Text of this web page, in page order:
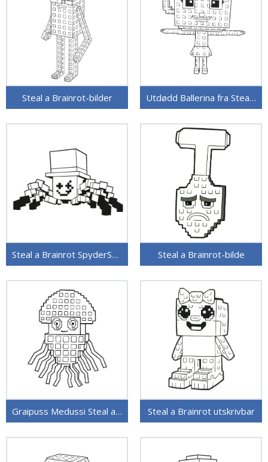
Steal a Brainrot-bilder Utdødd Ballerina fra Steal a Brainrot
Steal a Brainrot SpyderSammy Steal a Brainrot-bilde
Graipuss Medussi Steal a Brainrot Steal a Brainrot utskrivbar